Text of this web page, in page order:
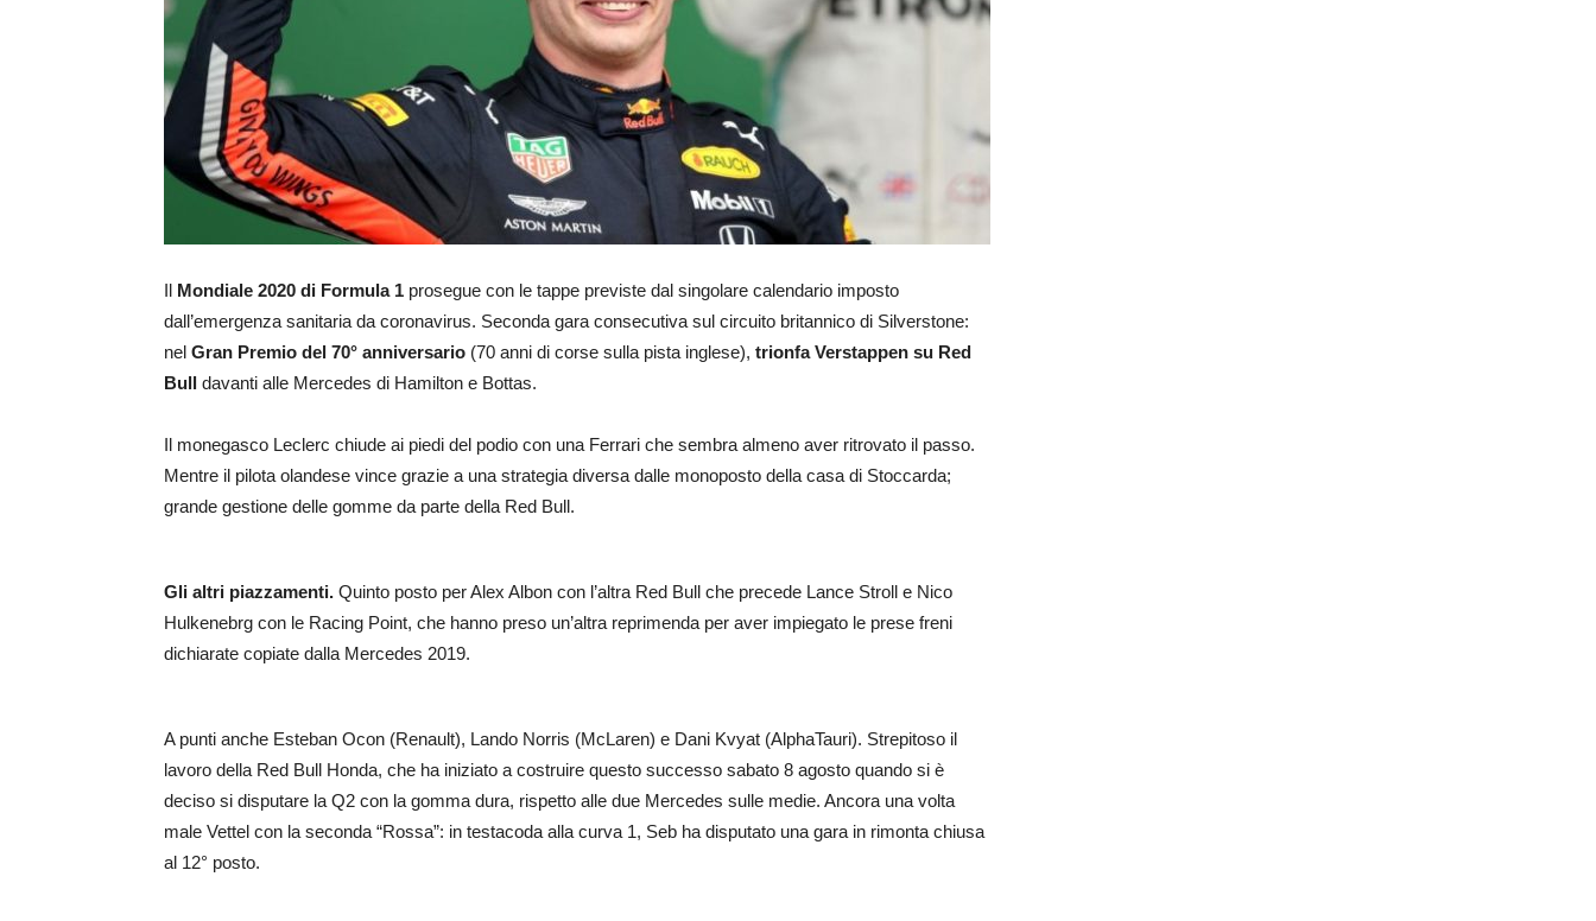
Il Mondiale 2020 di Formula 1 prosegue con le tappe previste dal singolare calendario imposto
dall’emergenza sanitaria da coronavirus. Seconda gara consecutiva sul circuito britannico di Silverstone:
nel Gran Premio del 70° anniversario (70 anni di corse sulla pista inglese), trionfa Verstappen su Red
Bull davanti alle Mercedes di Hamilton e Bottas.
Il monegasco Leclerc chiude ai piedi del podio con una Ferrari che sembra almeno aver ritrovato il passo.
Mentre il pilota olandese vince grazie a una strategia diversa dalle monoposto della casa di Stoccarda;
grande gestione delle gomme da parte della Red Bull.
Gli altri piazzamenti. Quinto posto per Alex Albon con l’altra Red Bull che precede Lance Stroll e Nico
Hulkenebrg con le Racing Point, che hanno preso un’altra reprimenda per aver impiegato le prese freni
dichiarate copiate dalla Mercedes 2019.
A punti anche Esteban Ocon (Renault), Lando Norris (McLaren) e Dani Kvyat (AlphaTauri). Strepitoso il
lavoro della Red Bull Honda, che ha iniziato a costruire questo successo sabato 8 agosto quando si è
deciso si disputare la Q2 con la gomma dura, rispetto alle due Mercedes sulle medie. Ancora una volta
male Vettel con la seconda “Rossa”: in testacoda alla curva 1, Seb ha disputato una gara in rimonta chiusa
al 12° posto.